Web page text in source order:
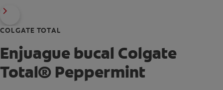
COLGATE TOTAL
Enjuague bucal Colgate
Total® Peppermint